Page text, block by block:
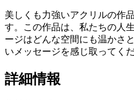
美しくも力強いアクリルの作
す。この作品は、私たちの人
ージはどんな空間にも温かさ
いメッセージを感じ取ってくだ
詳細情報